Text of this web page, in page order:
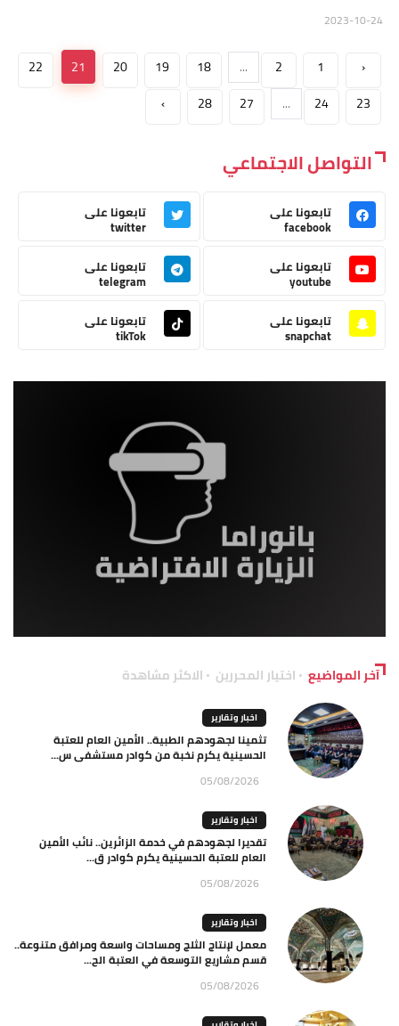
‹
1
2
...
18
19
20
21
22
23
24
...
27
28
›
التواصل الاجتماعي
تابعونا على
facebook
تابعونا على
twitter
تابعونا على
youtube
تابعونا على
telegram
تابعونا على
snapchat
تابعونا على
tikTok
آخر المواضيع اختيار المحررين الاكثر مشاهدة
اخبار وتقارير
تثمينا لجهودهم الطبية.. الأمين العام للعتبة
الحسينية يكرم نخبة من كوادر مستشفى س...
05/08/2026
اخبار وتقارير
تقديرا لجهودهم في خدمة الزائرين.. نائب الأمين
العام للعتبة الحسينية يكرم كوادر ق...
05/08/2026
اخبار وتقارير
معمل لإنتاج الثلج ومساحات واسعة ومرافق متنوعة..
قسم مشاريع التوسعة في العتبة الح...
05/08/2026